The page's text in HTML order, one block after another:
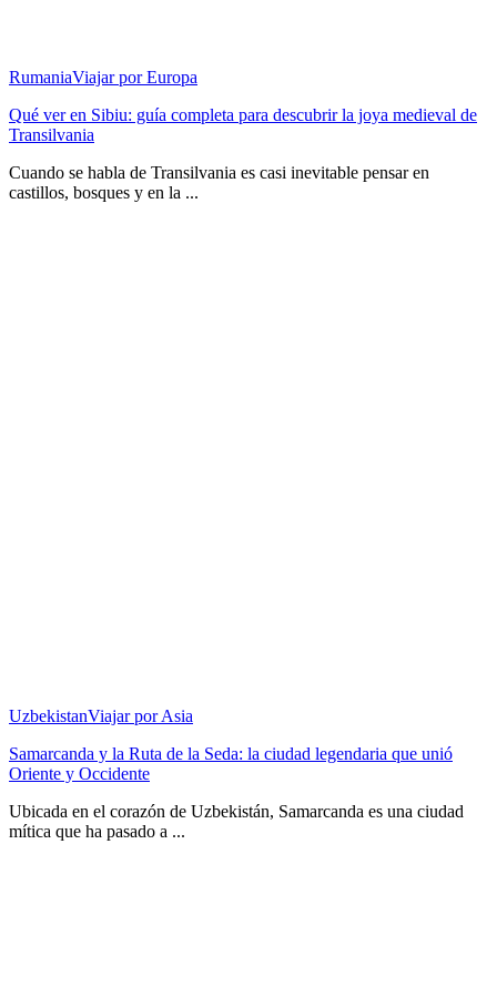
RumaniaViajar por Europa
Qué ver en Sibiu: guía completa para descubrir la joya medieval de
Transilvania
Cuando se habla de Transilvania es casi inevitable pensar en
castillos, bosques y en la ...
UzbekistanViajar por Asia
Samarcanda y la Ruta de la Seda: la ciudad legendaria que unió
Oriente y Occidente
Ubicada en el corazón de Uzbekistán, Samarcanda es una ciudad
mítica que ha pasado a ...